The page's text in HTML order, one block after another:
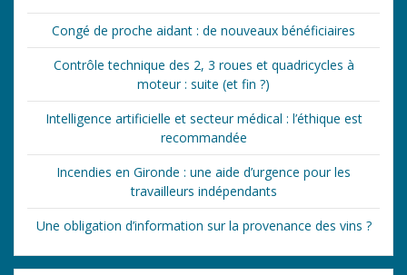
Congé de proche aidant : de nouveaux bénéficiaires
Contrôle technique des 2, 3 roues et quadricycles à
moteur : suite (et fin ?)
Intelligence artificielle et secteur médical : l’éthique est
recommandée
Incendies en Gironde : une aide d’urgence pour les
travailleurs indépendants
Une obligation d’information sur la provenance des vins ?